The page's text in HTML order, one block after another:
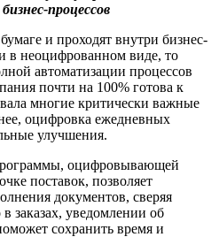
процессов
и проходят внутри бизнес-
в неоцифрованном виде, то
автоматизации процессов
почти на 100% готова к
многие критически важные
оцифровка ежедневных
улучшения.
оцифровывающей
поставок, позволяет
документов, сверяя
заказах, уведомлении об
сохранить время и